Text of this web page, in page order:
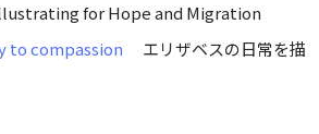
for Hope and Migration
to compassion エリザベスの日常を描